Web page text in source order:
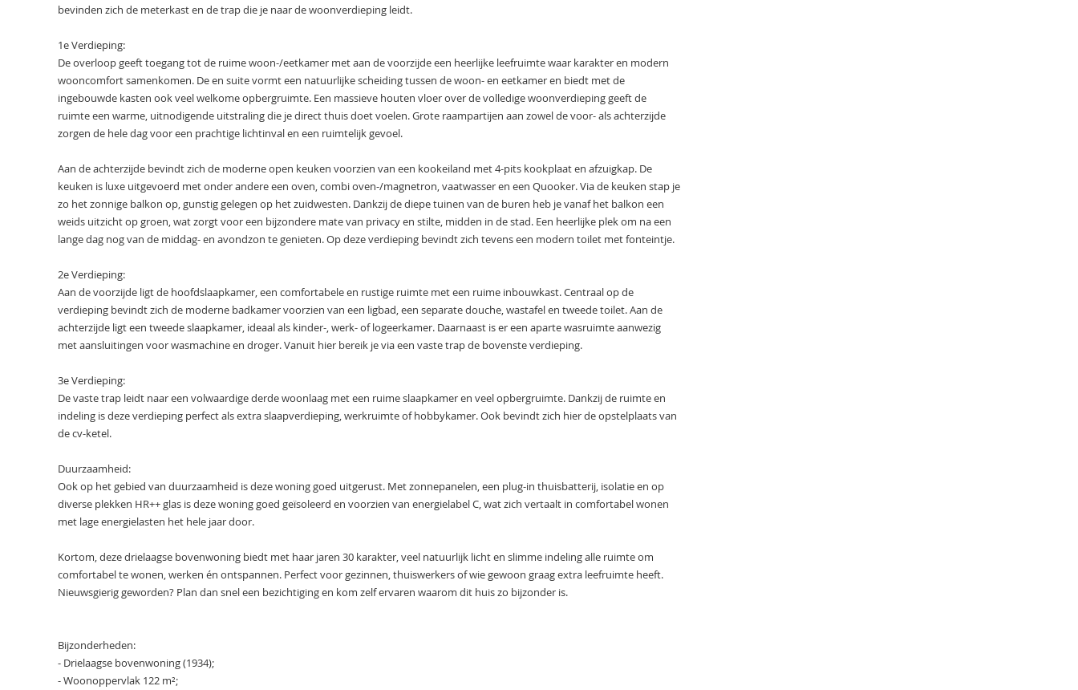
bevinden zich de meterkast en de trap die je naar de woonverdieping leidt.
1e Verdieping:
De overloop geeft toegang tot de ruime woon-/eetkamer met aan de voorzijde een heerlijke leefruimte waar karakter en modern
wooncomfort samenkomen. De en suite vormt een natuurlijke scheiding tussen de woon- en eetkamer en biedt met de
ingebouwde kasten ook veel welkome opbergruimte. Een massieve houten vloer over de volledige woonverdieping geeft de
ruimte een warme, uitnodigende uitstraling die je direct thuis doet voelen. Grote raampartijen aan zowel de voor- als achterzijde
zorgen de hele dag voor een prachtige lichtinval en een ruimtelijk gevoel.
Aan de achterzijde bevindt zich de moderne open keuken voorzien van een kookeiland met 4-pits kookplaat en afzuigkap. De
keuken is luxe uitgevoerd met onder andere een oven, combi oven-/magnetron, vaatwasser en een Quooker. Via de keuken stap je
zo het zonnige balkon op, gunstig gelegen op het zuidwesten. Dankzij de diepe tuinen van de buren heb je vanaf het balkon een
weids uitzicht op groen, wat zorgt voor een bijzondere mate van privacy en stilte, midden in de stad. Een heerlijke plek om na een
lange dag nog van de middag- en avondzon te genieten. Op deze verdieping bevindt zich tevens een modern toilet met fonteintje.
2e Verdieping:
Aan de voorzijde ligt de hoofdslaapkamer, een comfortabele en rustige ruimte met een ruime inbouwkast. Centraal op de
verdieping bevindt zich de moderne badkamer voorzien van een ligbad, een separate douche, wastafel en tweede toilet. Aan de
achterzijde ligt een tweede slaapkamer, ideaal als kinder-, werk- of logeerkamer. Daarnaast is er een aparte wasruimte aanwezig
met aansluitingen voor wasmachine en droger. Vanuit hier bereik je via een vaste trap de bovenste verdieping.
3e Verdieping:
De vaste trap leidt naar een volwaardige derde woonlaag met een ruime slaapkamer en veel opbergruimte. Dankzij de ruimte en
indeling is deze verdieping perfect als extra slaapverdieping, werkruimte of hobbykamer. Ook bevindt zich hier de opstelplaats van
de cv-ketel.
Duurzaamheid:
Ook op het gebied van duurzaamheid is deze woning goed uitgerust. Met zonnepanelen, een plug-in thuisbatterij, isolatie en op
diverse plekken HR++ glas is deze woning goed geïsoleerd en voorzien van energielabel C, wat zich vertaalt in comfortabel wonen
met lage energielasten het hele jaar door.
Kortom, deze drielaagse bovenwoning biedt met haar jaren 30 karakter, veel natuurlijk licht en slimme indeling alle ruimte om
comfortabel te wonen, werken én ontspannen. Perfect voor gezinnen, thuiswerkers of wie gewoon graag extra leefruimte heeft.
Nieuwsgierig geworden? Plan dan snel een bezichtiging en kom zelf ervaren waarom dit huis zo bijzonder is.
Bijzonderheden:
- Drielaagse bovenwoning (1934);
- Woonoppervlak 122 m²;